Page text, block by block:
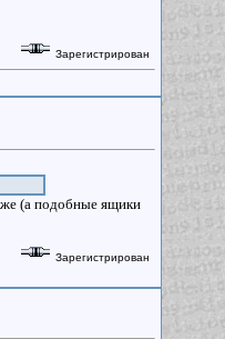
Зарегистрирован
(а подобные ящики
Зарегистрирован